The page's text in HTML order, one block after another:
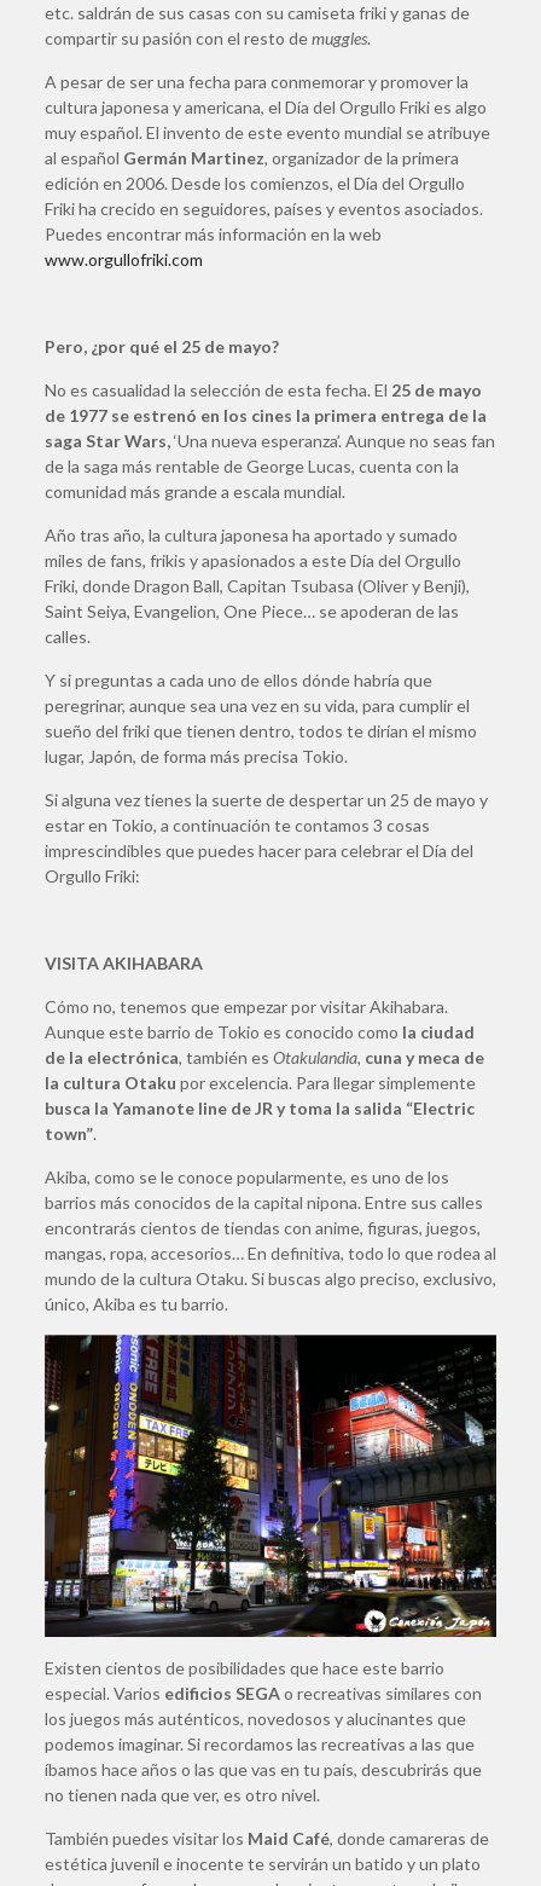
etc. saldrán de sus casas con su camiseta friki y ganas de
compartir su pasión con el resto demuggles.
A pesar de ser una fecha para conmemorar y promover la
cultura japonesa y americana, el Día del Orgullo Friki es algo
muy español. El invento de este evento mundial se atribuye
al español Germán Martinez, organizador de la primera
edición en 2006. Desde los comienzos, el Día del Orgullo
Friki ha crecido en seguidores, países y eventos asociados.
Puedes encontrar más información en la web
www.orgullofriki.com
Pero, ¿por qué el 25 de mayo?
No es casualidad la selección de esta fecha. El 25 de mayo
de 1977 se estrenó en los cines la primera entrega de la
saga Star Wars,‘Una nueva esperanza’. Aunque no seas fan
de la saga más rentable de George Lucas, cuenta con la
comunidad más grande a escala mundial.
Año tras año, la cultura japonesa ha aportado y sumado
miles de fans, frikis y apasionados a este Día del Orgullo
Friki, donde Dragon Ball, Capitan Tsubasa (Oliver y Benji),
Saint Seiya, Evangelion, One Piece… se apoderan de las
calles.
Y si preguntas a cada uno de ellos dónde habría que
peregrinar, aunque sea una vez en su vida, para cumplir el
sueño del friki que tienen dentro, todos te dirían el mismo
lugar, Japón, de forma más precisa Tokio.
Si alguna vez tienes la suerte de despertar un 25 de mayo y
estar en Tokio, a continuación te contamos 3 cosas
imprescindibles que puedes hacer para celebrar el Día del
Orgullo Friki:
VISITA AKIHABARA
Cómo no, tenemos que empezar por visitar Akihabara.
Aunque este barrio de Tokio es conocido como la ciudad
de la electrónica, también es Otakulandia, cuna y meca de
la cultura Otaku por excelencia. Para llegar simplemente
busca la Yamanote line de JR y toma la salida “Electric
town”.
Akiba, como se le conoce popularmente, es uno de los
barrios más conocidos de la capital nipona. Entre sus calles
encontrarás cientos de tiendas con anime, figuras, juegos,
mangas, ropa, accesorios… En definitiva, todo lo que rodea al
mundo de la cultura Otaku. Si buscas algo preciso, exclusivo,
único, Akiba es tu barrio.
Existen cientos de posibilidades que hace este barrio
especial. Varios edificios SEGAo recreativas similares con
los juegos más auténticos, novedosos y alucinantes que
podemos imaginar. Si recordamos las recreativas a las que
íbamos hace años o las que vas en tu país, descubrirás que
no tienen nada que ver, es otro nivel.
También puedes visitar los Maid Café, donde camareras de
estética juvenil e inocente te servirán un batido y un plato